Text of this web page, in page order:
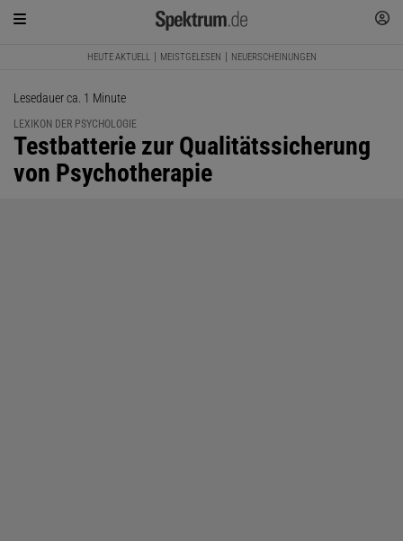
HEUTE AKTUELL MEISTGELESEN NEUERSCHEINUNGEN
Lesedauer ca. 1 Minute
LEXIKON DER PSYCHOLOGIE
:
Testbatterie zur Qualitätssicherung
von Psychotherapie